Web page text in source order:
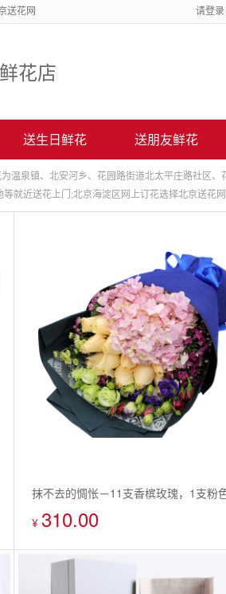
送花网 请登录
、海淀区送花上门服务!
花店
送生日鲜花 送朋友鲜花
泉镇、北安河乡、花园路街道北太平庄路社区
就近送花上门;北京海淀区网上订花选择北京送花网
抹不去的惆怅－11支香槟玫瑰，1支粉
绣球，适量香槟/紫色桔梗/小白菊/石竹梅
¥ 310.00